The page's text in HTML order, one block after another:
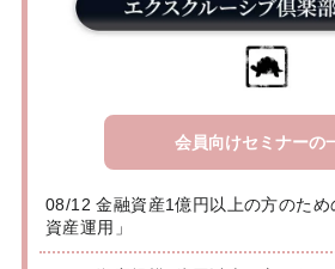
会員向けセミナーの
08/12 金融資産1億円以上の方のため
資産運用」